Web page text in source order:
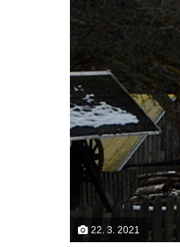
22. 3. 2021